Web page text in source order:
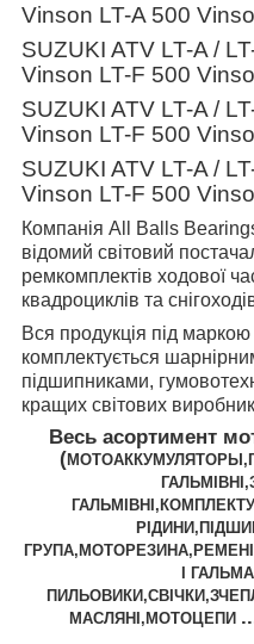
Vinson LT-A 500
SUZUKI ATV LT-A /
Vinson LT-F 500
SUZUKI ATV LT-A /
Vinson LT-F 500
SUZUKI ATV LT-A /
Vinson LT-F 500
Компанія All Balls
відомий світовий
ремкомплектів ходової
квадроциклів та
Вся продукція під маркою
комплектується
підшипниками,
кращих світових
Весь асортимент
(
І
МАСЛЯНІ,МОТОЦЕПИ